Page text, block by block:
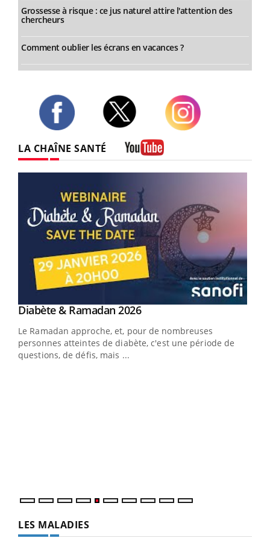
Grossesse à risque : ce jus naturel attire l'attention des
chercheurs
Comment oublier les écrans en vacances ?